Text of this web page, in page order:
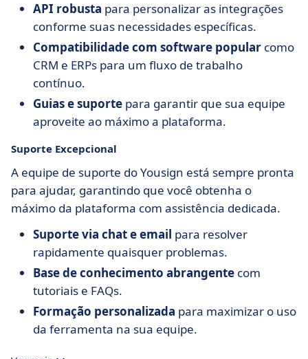
API robusta para personalizar as integrações
conforme suas necessidades específicas.
Compatibilidade com software popular como
CRM e ERPs para um fluxo de trabalho
contínuo.
Guias e suporte para garantir que sua equipe
aproveite ao máximo a plataforma.
Suporte Excepcional
A equipe de suporte do Yousign está sempre pronta
para ajudar, garantindo que você obtenha o
máximo da plataforma com assistência dedicada.
Suporte via chat e email para resolver
rapidamente quaisquer problemas.
Base de conhecimento abrangente com
tutoriais e FAQs.
Formação personalizada para maximizar o uso
da ferramenta na sua equipe.